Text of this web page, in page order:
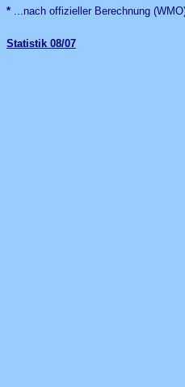
* ...nach offizieller Berechnung
Statistik 08/07